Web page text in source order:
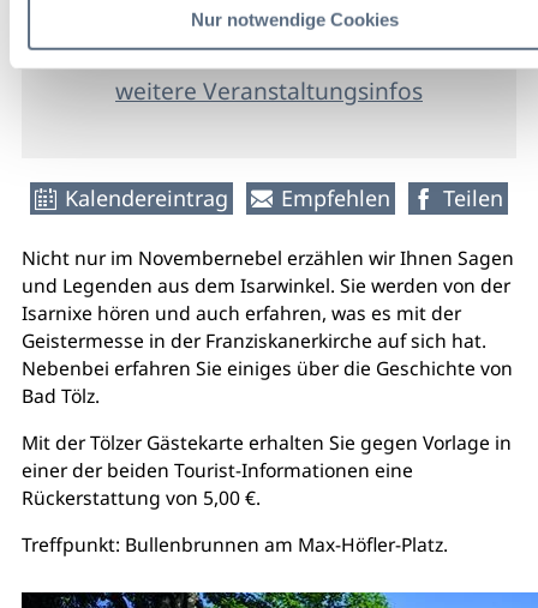
Nur notwendige Cookies
Eintritt
weitere Veranstaltungsinfos
Kalendereintrag Empfehlen Teilen
Nicht nur im Novembernebel erzählen wir Ihnen Sagen
und Legenden aus dem Isarwinkel. Sie werden von der
Isarnixe hören und auch erfahren, was es mit der
Geistermesse in der Franziskanerkirche auf sich hat.
Nebenbei erfahren Sie einiges über die Geschichte von
Bad Tölz.
Mit der Tölzer Gästekarte erhalten Sie gegen Vorlage in
einer der beiden Tourist-Informationen eine
Rückerstattung von 5,00 €.
Treffpunkt: Bullenbrunnen am Max-Höfler-Platz.